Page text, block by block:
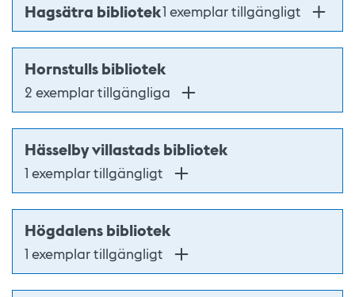
Hagsätra bibliotek1 exemplar tillgängligt
Hornstulls bibliotek
2 exemplar tillgängliga
Hässelby villastads bibliotek
1 exemplar tillgängligt
Högdalens bibliotek
1 exemplar tillgängligt